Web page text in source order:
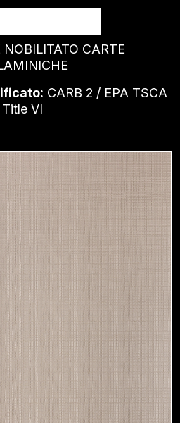
NOBILITATO CARTE
CARB 2 / EPA TSCA
Title VI